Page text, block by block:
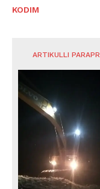
KODIM
ARTIKULLI